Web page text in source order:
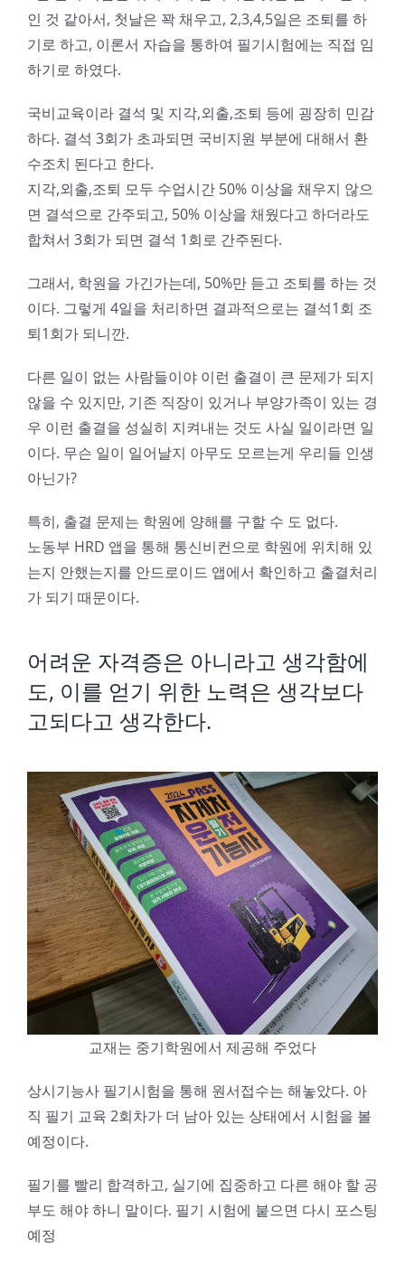
인 것 같아서, 첫날은 꽉 채우고, 2,3,4,5일은 조퇴를 하
기로 하고, 이론서 자습을 통하여 필기시험에는 직접 임
하기로 하였다.
국비교육이라 결석 및 지각,외출,조퇴 등에 굉장히 민감
하다. 결석 3회가 초과되면 국비지원 부분에 대해서 환
수조치 된다고 한다.
지각,외출,조퇴 모두 수업시간 50% 이상을 채우지 않으
면 결석으로 간주되고, 50% 이상을 채웠다고 하더라도
합쳐서 3회가 되면 결석 1회로 간주된다.
그래서, 학원을 가긴가는데, 50%만 듣고 조퇴를 하는 것
이다. 그렇게 4일을 처리하면 결과적으로는 결석1회 조
퇴1회가 되니깐.
다른 일이 없는 사람들이야 이런 출결이 큰 문제가 되지
않을 수 있지만, 기존 직장이 있거나 부양가족이 있는 경
우 이런 출결을 성실히 지켜내는 것도 사실 일이라면 일
이다. 무슨 일이 일어날지 아무도 모르는게 우리들 인생
아닌가?
특히, 출결 문제는 학원에 양해를 구할 수 도 없다.
노동부 HRD 앱을 통해 통신비컨으로 학원에 위치해 있
는지 안했는지를 안드로이드 앱에서 확인하고 출결처리
가 되기 때문이다.
어려운 자격증은 아니라고 생각함에
도, 이를 얻기 위한 노력은 생각보다
고되다고 생각한다.
교재는 중기학원에서 제공해 주었다
상시기능사 필기시험을 통해 원서접수는 해놓았다. 아
직 필기 교육 2회차가 더 남아 있는 상태에서 시험을 볼
예정이다.
필기를 빨리 합격하고, 실기에 집중하고 다른 해야 할 공
부도 해야 하니 말이다. 필기 시험에 붙으면 다시 포스팅
예정